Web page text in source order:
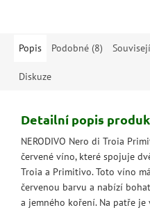
Popis Podobné (8)
Diskuze
Detailní popis
NERODIVO Nero di Troia
červené víno, které spojuje
Troia a Primitivo. Toto víno
červenou barvu a nabízí
a jemného koření. Na patře